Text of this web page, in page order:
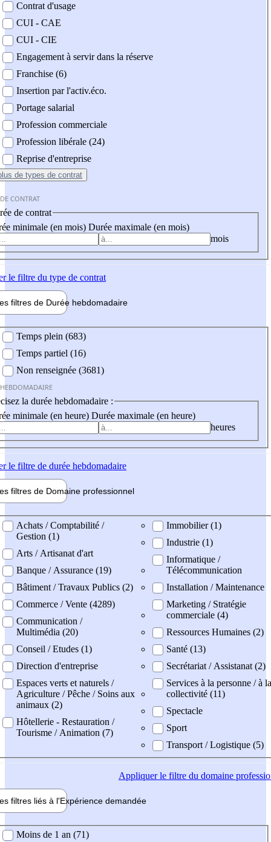
Contrat d'usage
CUI - CAE
CUI - CIE
Engagement à servir dans la réserve
Franchise (6)
Insertion par l'activ.éco.
Portage salarial
Profession commerciale
Profession libérale (24)
Reprise d'entreprise
de types de contrat
CONTRAT
de contrat
minimale (en mois) Durée maximale (en mois)
mois
le filtre du type de contrat
filtres de Durée hebdomadaire
Temps plein (683)
Temps partiel (16)
Non renseignée (3681)
la durée hebdomadaire :
minimale (en heure) Durée maximale (en heure)
heures
le filtre de durée hebdomadaire
filtres de Domaine professionnel
professionel
Achats / Comptabilité /
Gestion (1)
Arts / Artisanat d'art
Banque / Assurance (19)
Bâtiment / Travaux Publics (2)
Commerce / Vente (4289)
Communication /
Multimédia (20)
Conseil / Etudes (1)
Direction d'entreprise
Espaces verts et naturels /
Agriculture / Pêche / Soins aux
animaux (2)
Hôtellerie - Restauration /
Tourisme / Animation (7)
Immobilier (1)
Industrie (1)
Informatique /
Télécommunication
Installation / Maintenance
Marketing / Stratégie
commerciale (4)
Ressources Humaines (2)
Santé (13)
Secrétariat / Assistanat (2)
Services à la personne / à la
collectivité (11)
Spectacle
Sport
Transport / Logistique (5)
Appliquerle filtre du domaine
filtres liés à l'Expérience demandée
demandée
Moins de 1 an (71)